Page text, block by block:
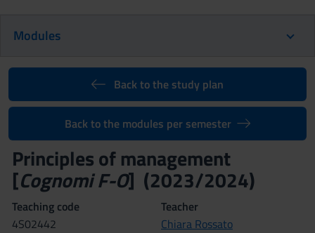
Modules
Back to the study plan
Back to the modules per semester
Principles of management
[Cognomi F-O] (2023/2024)
Teaching code
4S02442
Teacher
Chiara Rossato